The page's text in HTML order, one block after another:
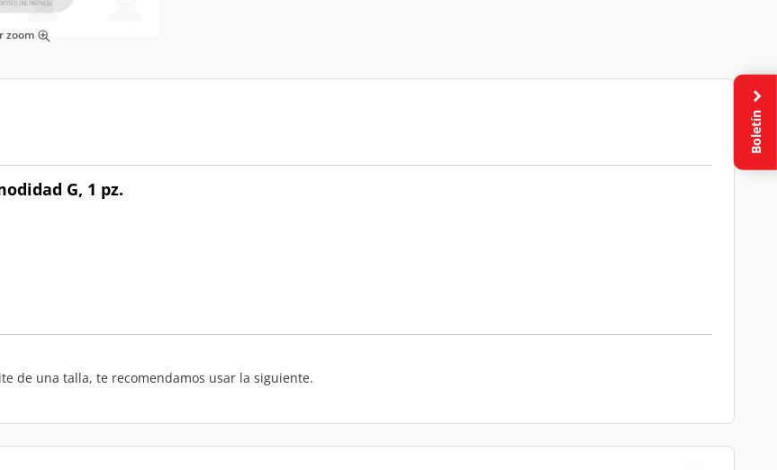
zoom
G, 1 pz.
de una talla, te recomendamos usar la siguiente.
Boletín